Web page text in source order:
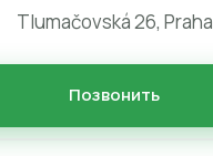
Tlumačovská 26, Praha
Позвонить